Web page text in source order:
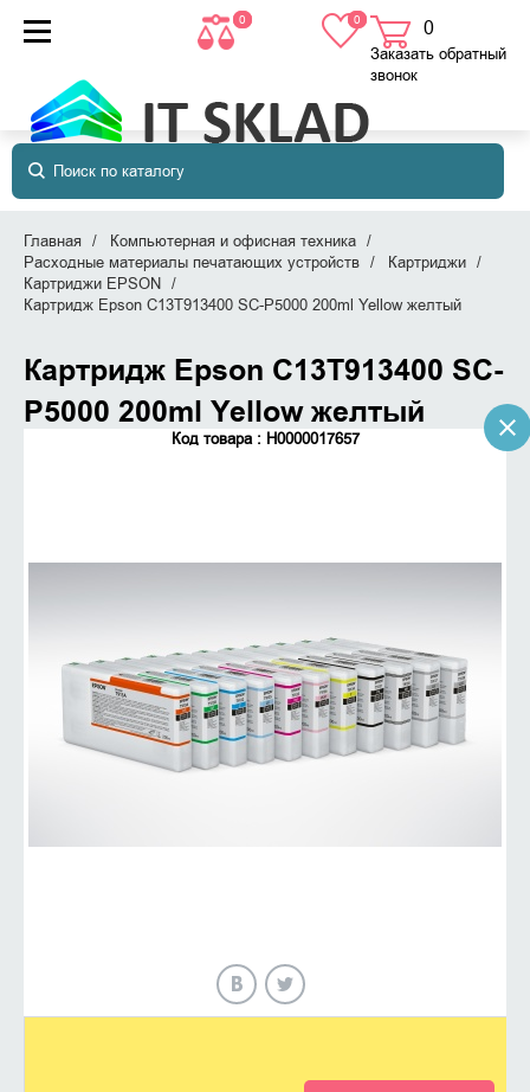
0 0 0
в корзине
Заказать обратный
звонок
Главная
Компьютерная и офисная техника
Расходные материалы печатающих устройств
Картриджи
Картриджи EPSON
Картридж Epson C13T913400 SC-P5000 200ml Yellow желтый
Картридж Epson C13T913400 SC-
P5000 200ml Yellow желтый
Код товара : Н0000017657